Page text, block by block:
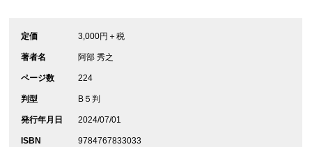
定価 3,000円＋税
著者名 阿部 秀之
ページ数 224
判型 B５判
発行年月日 2024/07/01
ISBN 9784767833033